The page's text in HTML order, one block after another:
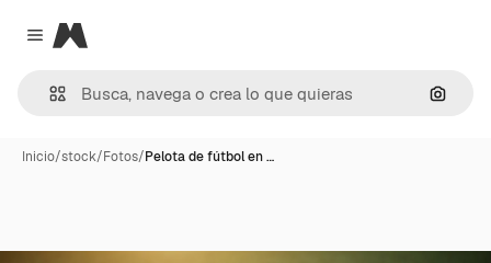
Close menu
Magnific
Inicio/stock/Fotos/Pelota de fútbol en …